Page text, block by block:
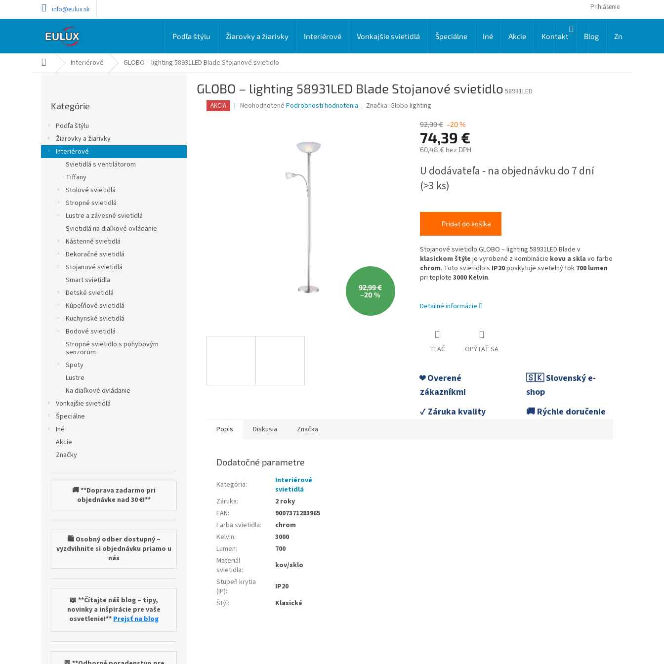
info@eulux.sk Prihlásenie
NÁKUPNÝ
Podľa štýlu Žiarovky a žiarivky Interiérové Vonkajšie svietidlá Špeciálne Iné Akcie Kontakt Blog Značky
DomovInteriérové GLOBO – lighting 58931LED Blade Stojanové svietidlo
a
kategórie
Kategórie
Podľa štýlu
Žiarovky a žiarivky
Interiérové
Svietidlá s ventilátorom
Tiffany
Stolové svietidlá
Stropné svietidlá
Lustre a závesné svietidlá
Svietidlá na diaľkové ovládanie
Nástenné svietidlá
Dekoračné svietidlá
Stojanové svietidlá
Smart svietidla
Detské svietidlá
Kúpeľňové svietidlá
Kuchynské svietidlá
Bodové svietidlá
Stropné svietidlo s pohybovým
senzorom
Spoty
Lustre
Na diaľkové ovládanie
Vonkajšie svietidlá
Špeciálne
Iné
Akcie
Značky
🚚 **Doprava zadarmo pri
objednávke nad 30 €!**
🛍️ Osobný odber dostupný –
vyzdvihnite si objednávku priamo u
nás
📖 **Čítajte náš blog – tipy,
novinky a inšpirácie pre vaše
osvetlenie!**Prejsť na blog
GLOBO – lighting 58931LED Blade Stojanové svietidlo 58931LED
AKCIA
Priemerné
Neohodnotené Podrobnosti hodnotenia Značka: Globo lighting
92,99 €
–20 %
92,99 € –20 %
74,39 €
60,48 € bez DPH
cena:
U dodávateľa - na objednávku do 7 dní
(>3 ks)
Pridať do košíka
Stojanové svietidlo GLOBO – lighting 58931LED Blade v
klasickom štýle je vyrobené z kombinácie kovu a skla vo farbe
chrom. Toto svietidlo s IP20poskytuje svetelný tok 700 lumen
pri teplote 3000 Kelvin.
Detailné informácie
TLAČ OPÝTAŤ SA
❤️ Overené
zákazníkmi
🇸🇰 Slovenský e-
shop
✓ Záruka kvality
🚚 Rýchle doručenie
Popis Diskusia Značka
Dodatočné parametre
Kategória:
Interiérové
svietidlá
Záruka:
2 roky
EAN:
9007371283965
Farba svietidla:
chrom
Kelvin:
3000
Lumen:
700
Materiál
svietidla:
kov/sklo
Stupeň krytia
(IP):
IP20
Štýl: Klasické